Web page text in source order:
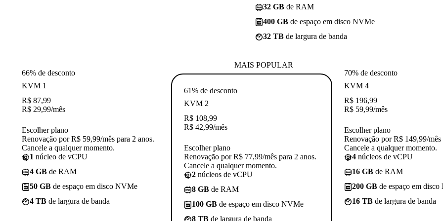
32 GB de RAM
400 GB de espaço em disco NVMe
32 TB de largura de banda
66% de desconto
KVM 1
R$ 87,99
R$ 29,99/mês
Escolher plano
Renovação por R$ 59,99/mês para 2 anos.
Cancele a qualquer momento.
1 núcleo de vCPU
4 GB de RAM
50 GB de espaço em disco NVMe
4 TB de largura de banda
MAIS POPULAR
61% de desconto
KVM 2
R$ 108,99
R$ 42,99/mês
Escolher plano
Renovação por R$ 77,99/mês para 2 anos.
Cancele a qualquer momento.
2 núcleos de vCPU
8 GB de RAM
100 GB de espaço em disco NVMe
8 TB de largura de banda
70% de desconto
KVM 4
R$ 196,99
R$ 59,99/mês
Escolher plano
Renovação por R$ 149,99/mês
Cancele a qualquer momento.
4 núcleos de vCPU
16 GB de RAM
200 GB de espaço em
16 TB de largura de banda